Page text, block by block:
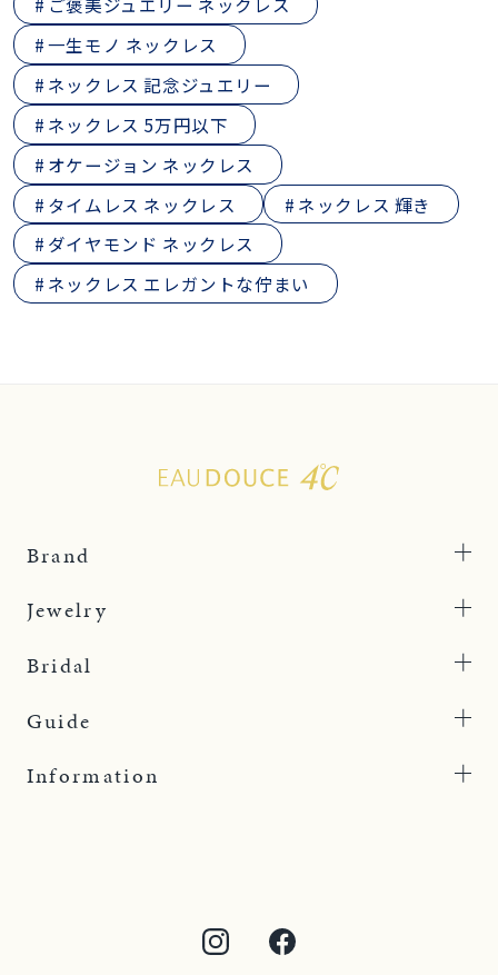
一生モノ ネックレス
ネックレス 記念ジュエリー
ネックレス 5万円以下
オケージョン ネックレス
タイムレス ネックレス
ネックレス 輝き
ダイヤモンド ネックレス
ネックレス エレガントな佇まい
Brand
Jewelry
Bridal
Guide
Information